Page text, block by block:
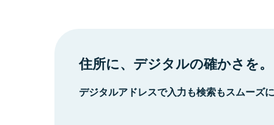
住所に、デジタルの確かさを。
デジタルアドレスで入力も検索もスムーズ